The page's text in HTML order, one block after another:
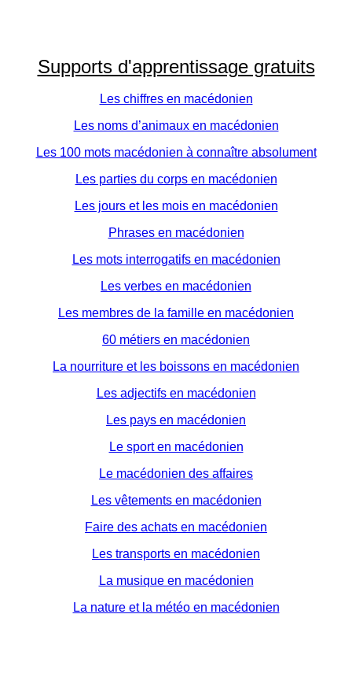
Supports d'apprentissage gratuits
Les chiffres en macédonien
Les noms d’animaux en macédonien
Les 100 mots macédonien à connaître absolument
Les parties du corps en macédonien
Les jours et les mois en macédonien
Phrases en macédonien
Les mots interrogatifs en macédonien
Les verbes en macédonien
Les membres de la famille en macédonien
60 métiers en macédonien
La nourriture et les boissons en macédonien
Les adjectifs en macédonien
Les pays en macédonien
Le sport en macédonien
Le macédonien des affaires
Les vêtements en macédonien
Faire des achats en macédonien
Les transports en macédonien
La musique en macédonien
La nature et la météo en macédonien